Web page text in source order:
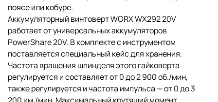
поясе или кобуре.
Аккумуляторный винтоверт WORX WX292 20V
работает от универсальных аккумуляторов
PowerShare 20V. В комплекте с инструментом
поставляется специальный кейс для хранения.
Частота вращения шпинделя этого гайковерта
регулируется и составляет от 0 до 2 900 об./мин,
также регулируется и частота импульса — от 0 до 3